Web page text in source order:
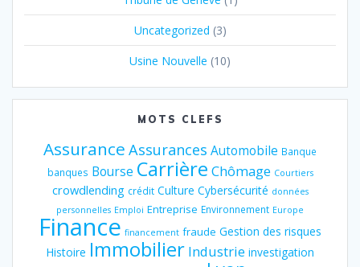
Uncategorized (3)
Usine Nouvelle (10)
MOTS CLEFS
Assurance Assurances Automobile Banque
banques Bourse Carrière Chômage Courtiers
crowdlending crédit Culture Cybersécurité données
personnelles Emploi Entreprise Environnement Europe
Finance financement fraude Gestion des risques
Histoire Immobilier Industrie investigation